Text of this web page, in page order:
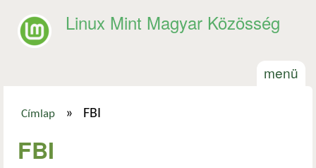
Linux Mint Magyar Közösség
menü
Címlap » FBI
FBI